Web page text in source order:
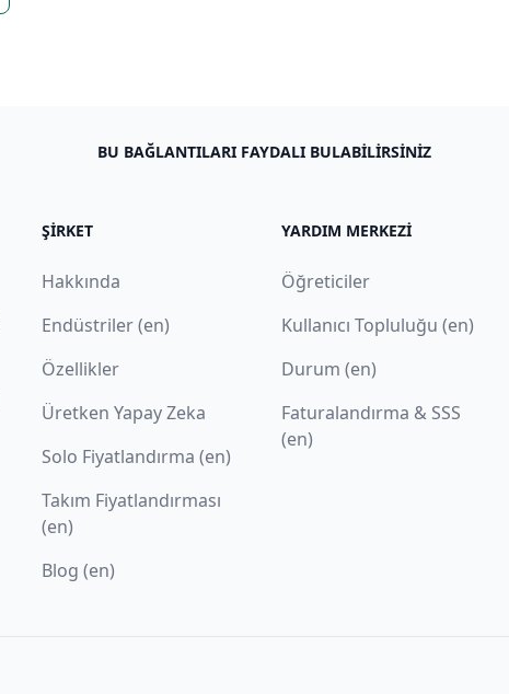
BU BAĞLANTILARI FAYDALI BULABILIRSINIZ
ŞIRKET
Hakkında
Endüstriler (en)
Özellikler
Üretken Yapay Zeka
Solo Fiyatlandırma (en)
Takım Fiyatlandırması
(en)
Blog (en)
YARDIM MERKEZI
Öğreticiler
Kullanıcı Topluluğu (en)
Durum (en)
Faturalandırma & SSS
(en)